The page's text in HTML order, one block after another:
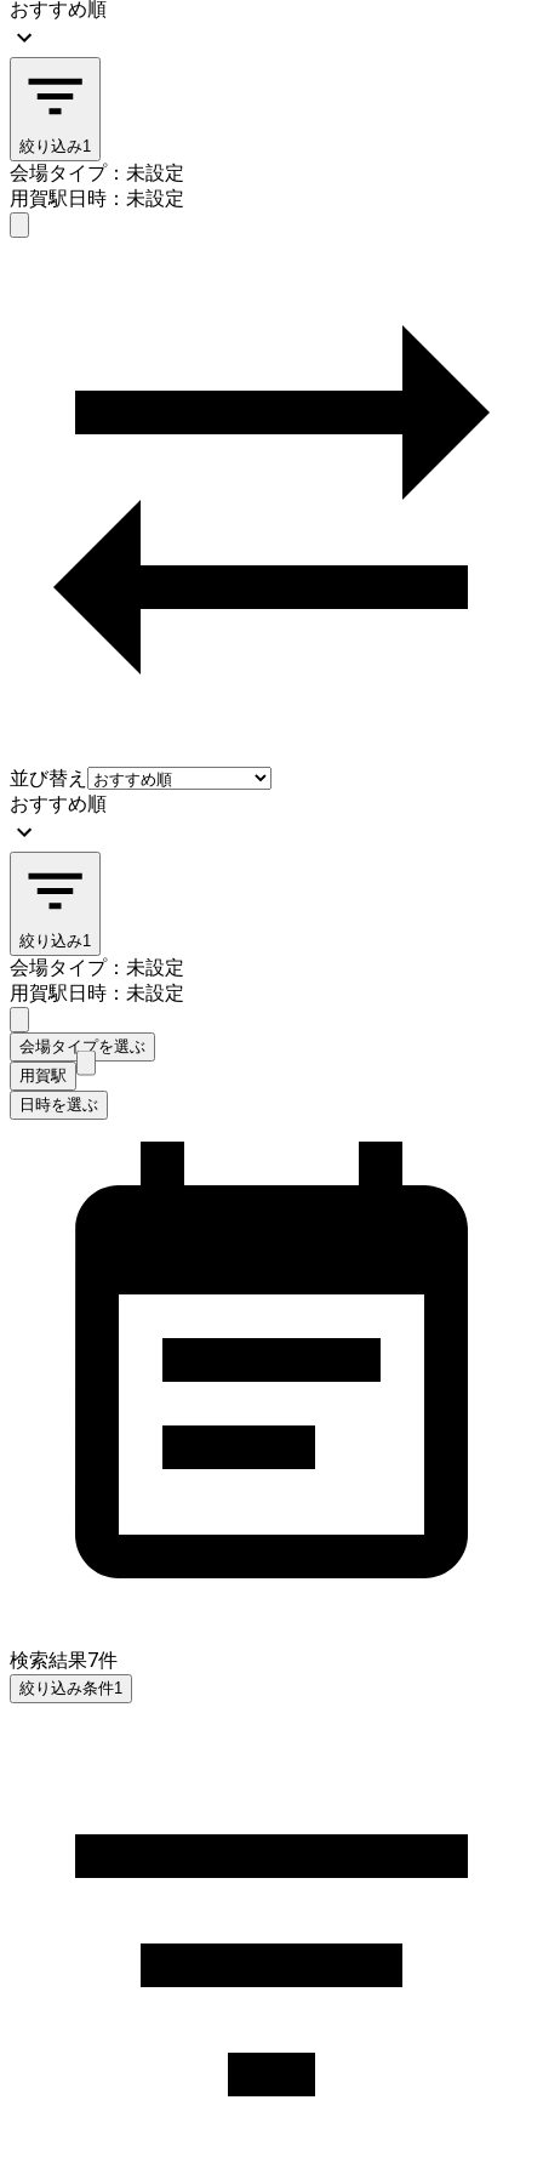
おすすめ順
絞り込み1
会場タイプ：未設定
用賀駅日時：未設定
並び替え
おすすめ順
絞り込み1
会場タイプ：未設定
用賀駅日時：未設定
会場タイプを選ぶ
用賀駅
日時を選ぶ
検索結果7件
絞り込み条件1